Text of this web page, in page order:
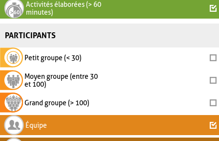
Activités élaborées (> 60
minutes)
PARTICIPANTS
Petit groupe (< 30)
Moyen groupe (entre 30
et 100)
Grand groupe (> 100)
Équipe